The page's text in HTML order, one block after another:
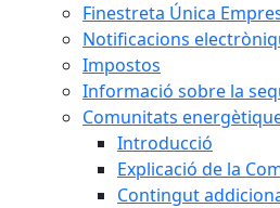
Finestreta Única
Notificacions
Impostos
Informació sobre la
Comunitats
Introducció
Explicació de la
Contingut